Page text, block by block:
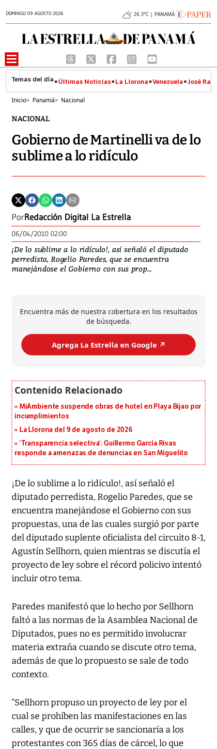
DOMINGO 09 AGOSTO 2026 26.3°C | PANAMÁ
Últimas Noticias La Llorona Venezuela José
Inicio> Panamá> Nacional
NACIONAL
Gobierno de Martinelli va de lo
sublime a lo ridículo
PorRedacción Digital La Estrella
06/04/2010 02:00
¡De lo sublime a lo ridículo!, así señaló el diputado
perredista, Rogelio Paredes, que se encuentra
manejándose el Gobierno con sus prop...
Encuentra más de nuestra cobertura en los resultados
de búsqueda.
Agrega La Estrella en Google ↗️
MiAmbiente suspende obras de hotel en Playa Bijao por
incumplimientos
La Llorona del 9 de agosto de 2026
‘Transparencia selectiva’: Guillermo García Rivas
responde a amenazas de denuncias en San Miguelito
¡De lo sublime a lo ridículo!, así señaló el
diputado perredista, Rogelio Paredes, que se
encuentra manejándose el Gobierno con sus
propuestas, una de las cuales surgió por parte
del diputado suplente oficialista del circuito 8-1,
Agustín Sellhorn, quien mientras se discutía el
proyecto de ley sobre el récord policivo intentó
incluir otro tema.
Paredes manifestó que lo hecho por Sellhorn
faltó a las normas de la Asamblea Nacional de
Diputados, pues no es permitido involucrar
materia extraña cuando se discute otro tema,
además de que lo propuesto se sale de todo
contexto.
“Sellhorn propuso un proyecto de ley por el
cual se prohíben las manifestaciones en las
calles, y que de ocurrir se sancionaría a los
protestantes con 365 días de cárcel, lo que